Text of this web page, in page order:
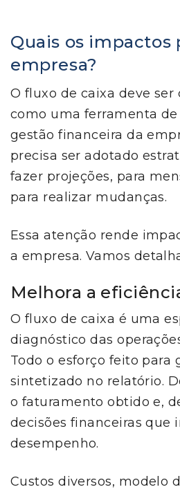
Quais os impactos
empresa?
O fluxo de caixa deve
como uma ferramenta
gestão financeira da
precisa ser adotado
fazer projeções, para
para realizar mudanças.
Essa atenção rende
a empresa. Vamos
Melhora a
O fluxo de caixa é uma
diagnóstico das
Todo o esforço feito para
sintetizado no relatório.
o faturamento obtido e,
decisões financeiras que
desempenho.
Custos diversos, modelo